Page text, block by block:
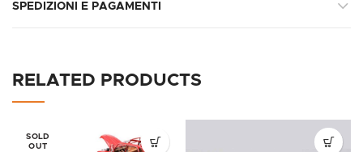
SPEDIZIONI E PAGAMENTI
RELATED PRODUCTS
SOLD
OUT